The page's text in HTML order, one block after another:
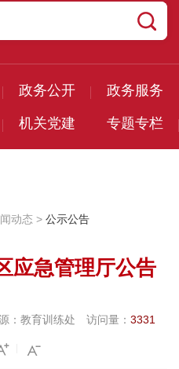
政务公开 政务服务
机关党建 专题专栏
动态 > 公示公告
应急管理厅公告
： 教育训练处 访问量： 3331